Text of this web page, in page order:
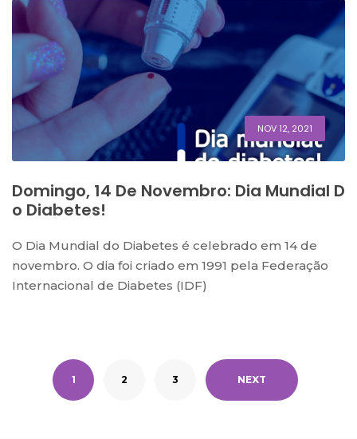
NOV 12, 2021
Domingo, 14 De Novembro: Dia Mundial D
O Diabetes!
O Dia Mundial do Diabetes é celebrado em 14 de
novembro. O dia foi criado em 1991 pela Federação
Internacional de Diabetes (IDF)
1 2 3 NEXT